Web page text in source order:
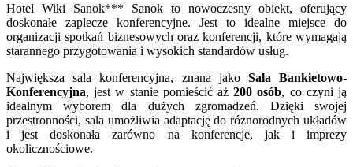
Hotel Wiki Sanok*** Sanok to nowoczesny obiekt, oferujący
doskonałe zaplecze konferencyjne. Jest to idealne miejsce do
organizacji spotkań biznesowych oraz konferencji, które wymagają
starannego przygotowania i wysokich standardów usług.
Największa sala konferencyjna, znana jako Sala Bankietowo-
Konferencyjna, jest w stanie pomieścić aż200 osób, co czyni ją
idealnym wyborem dla dużych zgromadzeń. Dzięki swojej
przestronności, sala umożliwia adaptację do różnorodnych układów
i jest doskonała zarówno na konferencje, jak i imprezy
okolicznościowe.